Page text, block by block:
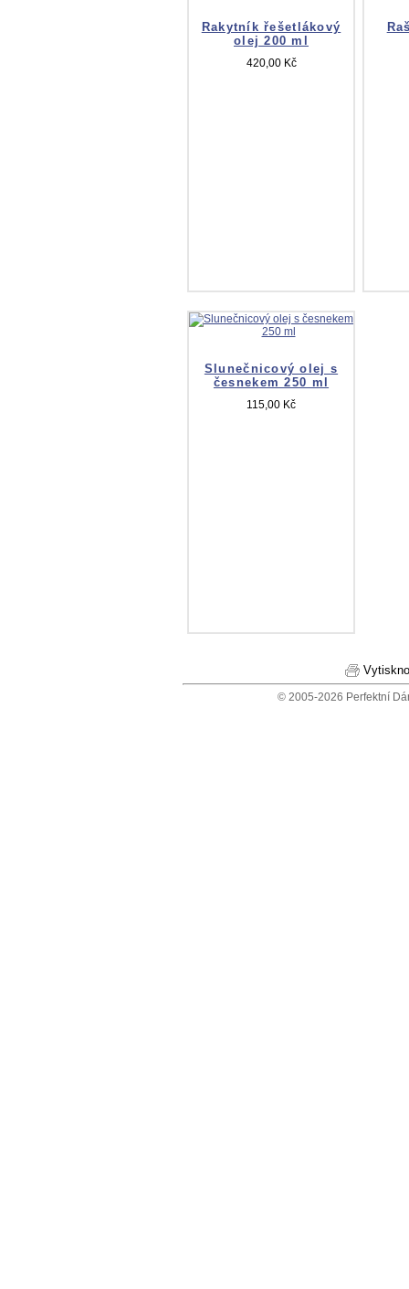
Rakytník řešetlákový
olej 200 ml
420,00 Kč
Slunečnicový olej s
česnekem 250 ml
115,00 Kč
© 2005-2026 Perfektní